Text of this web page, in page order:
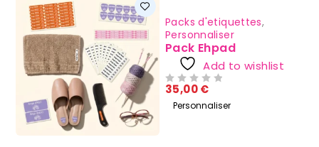
Packs d'etiquettes,
Personnaliser
Pack Ehpad
Add to wishlist
35,00€
Personnaliser